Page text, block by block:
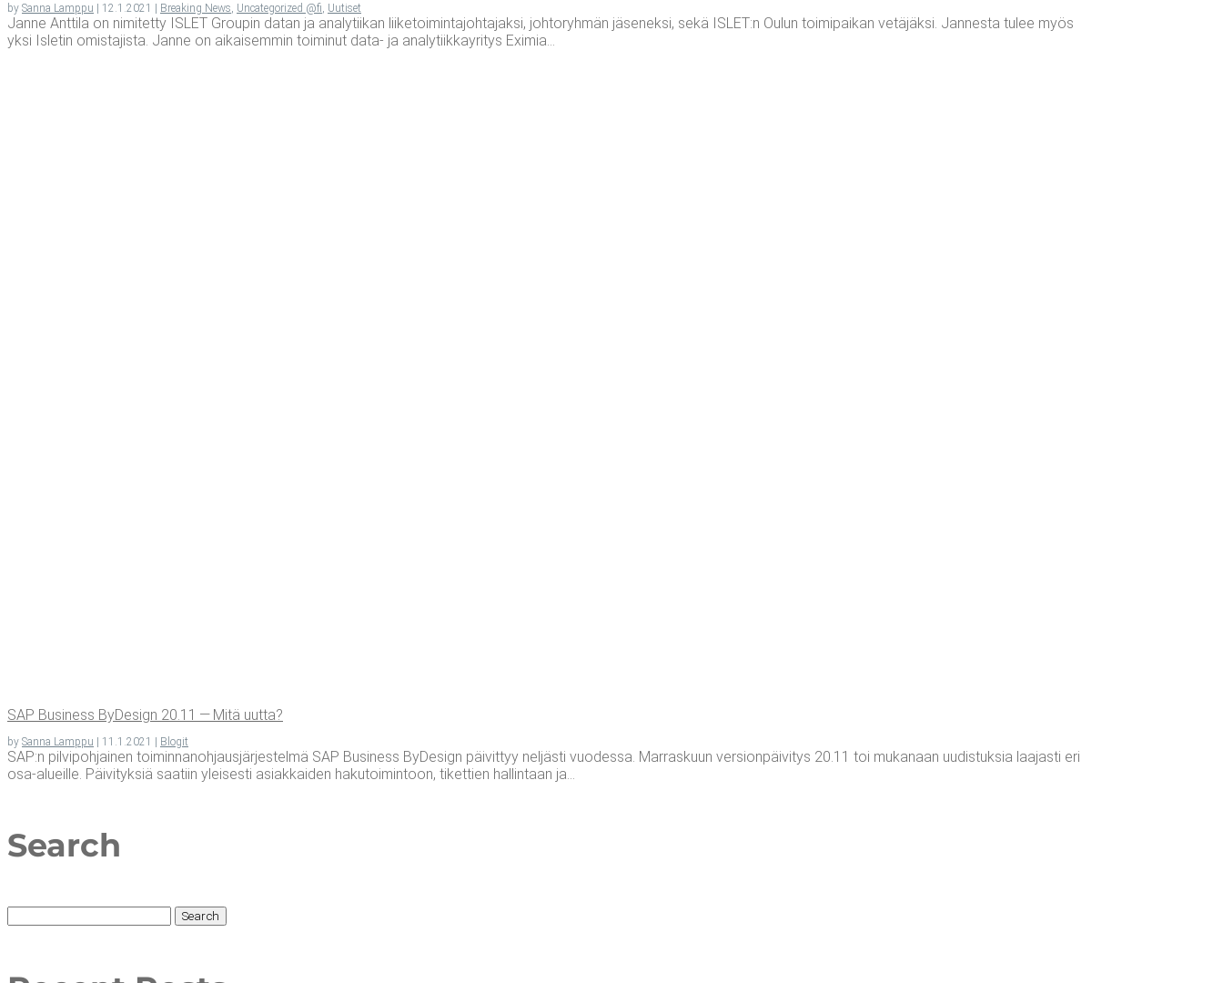
by Sanna Lamppu | 12.1.2021 | Breaking News Uncategorized @fi Uutiset
Janne Anttila on nimitetty ISLET Groupin datan ja analytiikan liiketoimintajohtajaksi, johtoryhmän jäseneksi, sekä ISLET:n Oulun toimipaikan vetäjäksi. Jannesta tulee myös
yksi Isletin omistajista. Janne on aikaisemmin toiminut data- ja analytiikkayritys Eximia...
SAP Busi­ness ByDe­sign 20.11 — Mitä uutta?
by Sanna Lamppu 11.1.2021 Blogit
SAP:n pilvipohjainen toiminnanohjausjärjestelmä SAP Business ByDesign päivittyy neljästi vuodessa. Marraskuun versionpäivitys 20.11 toi mukanaan uudistuksia laajasti eri
osa-alueille. Päivityksiä saatiin yleisesti asiakkaiden hakutoimintoon, tikettien hallintaan ja...
Search